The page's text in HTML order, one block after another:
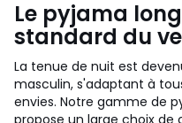
Le pyjama
standard du
La tenue de nuit est
masculin, s'adaptant à
envies. Notre gamme de
propose un large choix de